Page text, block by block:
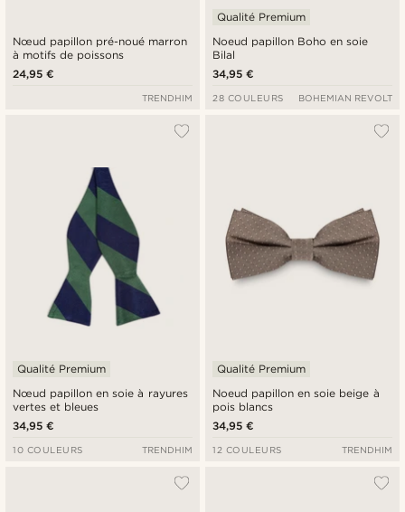
Nœud papillon pré-noué marron
à motifs de poissons
24,95 €
TRENDHIM
Noeud papillon Boho en soie
Bilal
Qualité Premium
34,95 €
28 COULEURS BOHEMIAN REVOLT
Nœud papillon en soie à rayures
vertes et bleues
Qualité Premium
34,95 €
10 COULEURS TRENDHIM
Noeud papillon en soie beige à
pois blancs
Qualité Premium
34,95 €
12 COULEURS TRENDHIM